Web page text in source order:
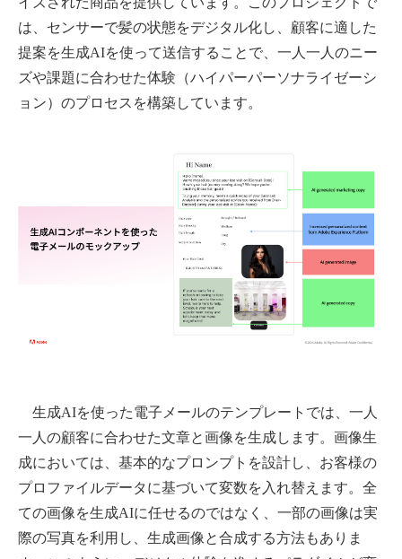
は、センサーで髪の状態をデジタル化し、顧客に適した
提案を生成AIを使って送信することで、一人一人のニー
ズや課題に合わせた体験（ハイパーパーソナライゼーシ
ョン）のプロセスを構築しています。
生成AIを使った電子メールのテンプレートでは、一人
一人の顧客に合わせた文章と画像を生成します。画像生
成においては、基本的なプロンプトを設計し、お客様の
プロファイルデータに基づいて変数を入れ替えます。全
ての画像を生成AIに任せるのではなく、一部の画像は実
際の写真を利用し、生成画像と合成する方法もありま